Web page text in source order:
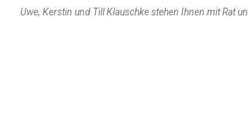
Uwe, Kerstin und Till Klauschke stehen Ihnen mit Rat